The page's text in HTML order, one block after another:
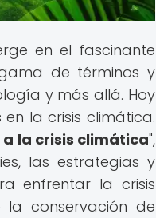
en el fascinante
de términos y
y más allá. Hoy
la crisis climática.
a la crisis climática",
las estrategias y
enfrentar la crisis
la conservación de